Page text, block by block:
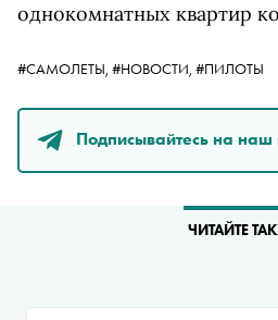
однокомнатных квартир
#САМОЛЕТЫ, #НОВОСТИ, #ПИЛОТЫ
Подписывайтесь на
ЧИТАЙТЕ